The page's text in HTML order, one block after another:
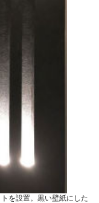
を設置。黒い壁紙にした